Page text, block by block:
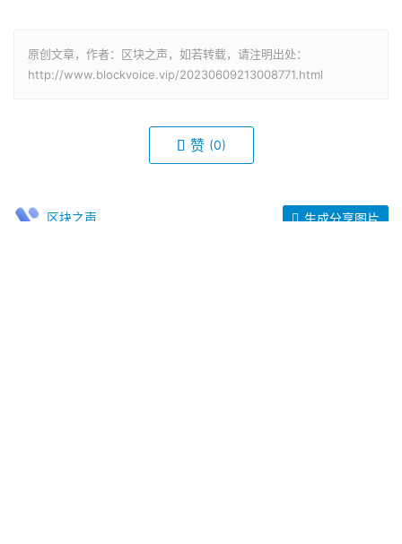
原创文章，作者：区块之声，如若转载，请注明出处：
http://www.blockvoice.vip/20230609213008771.html
赞 (0)
区块之声 生成分享图片